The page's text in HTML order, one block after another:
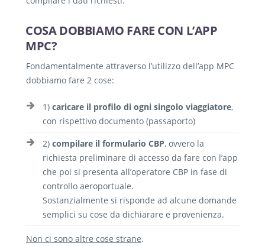
COSA DOBBIAMO FARE CON L’APP
MPC?
Fondamentalmente attraverso l’utilizzo dell’app MPC
dobbiamo fare 2 cose:
1) caricare il profilo di ogni singolo viaggiatore,
con rispettivo documento (passaporto)
2) compilare il formulario CBP, ovvero la
richiesta preliminare di accesso da fare con l’app
che poi si presenta all’operatore CBP in fase di
controllo aeroportuale.
Sostanzialmente si risponde ad alcune domande
semplici su cose da dichiarare e provenienza.
Non ci sono altre cose strane.